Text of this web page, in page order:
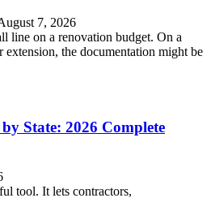
7, 2026
line on a renovation budget. On a
the documentation might be
State: 2026 Complete
tool. It lets contractors,